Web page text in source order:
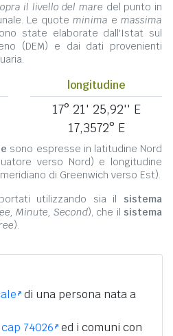
il livello del mare del punto in
Le quote minima e massima
state elaborate dall'Istat sul
(DEM) e dai dati provenienti
longitudine
17° 21' 25,92'' E
17,3572° E
sono espresse in latitudine Nord
verso Nord) e longitudine
di Greenwich verso Est).
utilizzando sia il sistema
Minute, Second), che il sistema
).
di una persona nata a
cap 74026 ed i comuni con